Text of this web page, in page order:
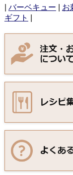
バーベキュー お
ギフト